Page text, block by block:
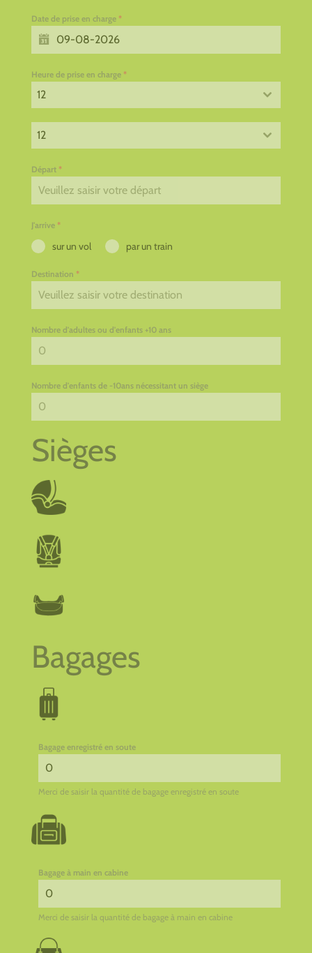
Date de prise en charge *
Heure de prise en charge *
12
12
Départ *
J'arrive *
sur un vol par un train
Destination *
Nombre d'adultes ou d'enfants +10 ans
Nombre d'enfants de -10ans nécessitant un siège
Sièges
Bagages
Bagage enregistré en soute
Merci de saisir la quantité de bagage enregistré en soute
Bagage à main en cabine
Merci de saisir la quantité de bagage à main en cabine